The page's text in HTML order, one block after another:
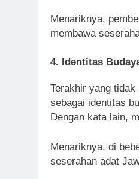
Menariknya,
membawa
4. Identitas
Terakhir yang
sebagai identitas
Dengan kata lain,
Menariknya, di
seserahan adat